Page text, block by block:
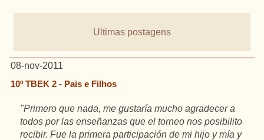
Ultimas postagens
08-nov-2011
10º TBEK 2 - Pais e Filhos
"Primero que nada, me gustaría mucho agradecer a
todos por las enseñanzas que el torneo nos posibilito
recibir. Fue la primera participación de mi hijo ymía y